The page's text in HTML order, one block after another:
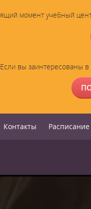
момент учебный
Если вы заинтересованы
Контакты Расписание